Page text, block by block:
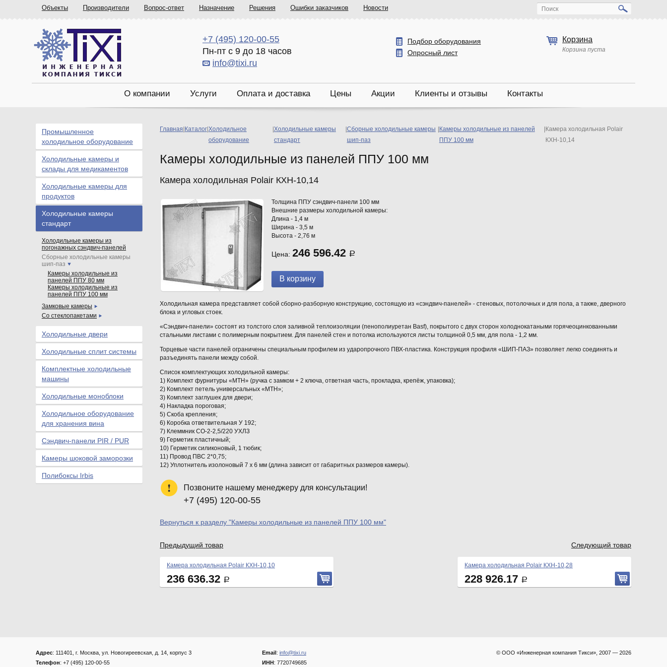
Объекты Производители Вопрос-ответ Назначение Решения Ошибки заказчиков Новости Поиск
+7 (495) 120-00-55
Пн-пт с 9 до 18 часов
info@tixi.ru
Подбор оборудования
Опросный лист
Корзина
Корзина пуста
О компании Услуги Оплата и доставка Цены Акции Клиенты и отзывы Контакты
Главная Каталог Холодильное
оборудование
Холодильные камеры
стандарт
Сборные холодильные камеры
шип-паз
Камеры холодильные из панелей
ППУ 100 мм
Камера холодильная Polair
КХН-10,14
Камеры холодильные из панелей ППУ 100 мм
Камера холодильная Polair КХН-10,14
Толщина ППУ сэндвич-панели 100 мм
Внешние размеры холодильной камеры:
Длина - 1,4 м
Ширина - 3,5 м
Высота - 2,76 м
Цена: 246 596.42 Р
Холодильная камера представляет собой сборно-разборную конструкцию, состоящую из «сэндвич-панелей» - стеновых, потолочных и для пола, а также, дверного
блока и угловых стоек.
«Сэндвич-панели» состоят из толстого слоя заливной теплоизоляции (пенополиуретан Basf), покрытого с двух сторон холоднокатаными горячеоцинкованными
стальными листами с полимерным покрытием. Для панелей стен и потолка используются листы толщиной 0,5 мм, для пола - 1,2 мм.
Торцевые части панелей ограничены специальным профилем из ударопрочного ПВХ-пластика. Конструкция профиля «ШИП-ПАЗ» позволяет легко соединять и
разъединять панели между собой.
Список комплектующих холодильной камеры:
1) Комплект фурнитуры «MTH» (ручка с замком + 2 ключа, ответная часть, прокладка, крепёж, упаковка);
2) Комплект петель универсальных «МТН»;
3) Комплект заглушек для двери;
4) Накладка пороговая;
5) Скоба крепления;
6) Коробка ответвительная У 192;
7) Клеммник СО-2-2,5/220 УХЛЗ
9) Герметик пластичный;
10) Герметик силиконовый, 1 тюбик;
11) Провод ПВС 2*0,75;
12) Уплотнитель изолоновый 7 х 6 мм (длина зависит от габаритных размеров камеры).
Позвоните нашему менеджеру для консультации!
+7 (495) 120-00-55
Вернуться к разделу "Камеры холодильные из панелей ППУ 100 мм"
Предыдущий товар
Камера холодильная Polair КХН-10,10
236 636.32 Р
Следующий товар
Камера холодильная Polair КХН-10,28
228 926.17 Р
Промышленное
холодильное оборудование
Холодильные камеры и
склады для медикаментов
Холодильные камеры для
продуктов
Холодильные камеры
стандарт
Холодильные камеры из
погонажных сэндвич-панелей
Сборные холодильные камеры
шип-паз
Камеры холодильные из
панелей ППУ 80 мм
Камеры холодильные из
панелей ППУ 100 мм
Замковые камеры
Со стеклопакетами
Холодильные двери
Холодильные сплит системы
Комплектные холодильные
машины
Холодильные моноблоки
Холодильное оборудование
для хранения вина
Сэндвич-панели PIR / PUR
Камеры шоковой заморозки
Полибоксы Irbis
Адрес: 111401, г. Москва, ул. Новогиреевская, д. 14, корпус 3
Телефон: +7 (495) 120-00-55
Email: info@tixi.ru
ИНН: 7720749685
© ООО «Инженерная компания Тикси», 2007 — 2026